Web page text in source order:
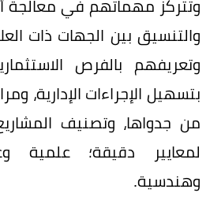
وتتركز مهماتهم في معالجة
والتنسيق بين الجهات ذات
وتعريفهم بالفرص
بتسهيل الإجراءات الإدارية،
من جدواها، وتصنيف
لمعايير دقيقة؛ علمية
وهندسية.